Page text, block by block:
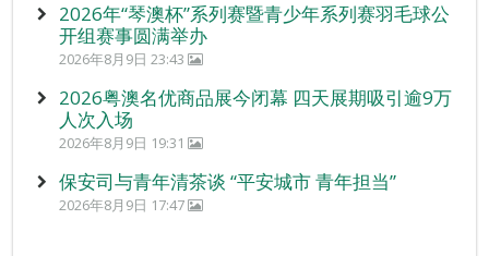
2026年“琴澳杯”系列赛暨青少年系列赛羽毛球公
开组赛事圆满举办
2026年8月9日 23:43
2026粤澳名优商品展今闭幕 四天展期吸引逾9万
人次入场
2026年8月9日 19:31
保安司与青年清茶谈 “平安城市 青年担当”
2026年8月9日 17:47